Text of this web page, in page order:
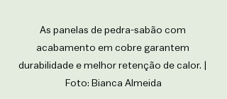
As panelas de pedra-sabão com
acabamento em cobre garantem
durabilidade e melhor retenção de calor. |
Foto: Bianca Almeida